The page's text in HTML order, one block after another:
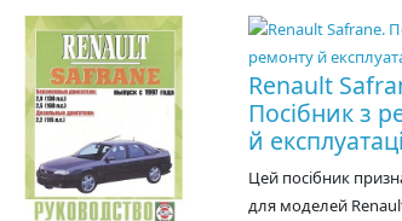
Renault
Посібник з
й
Цей посібник
для моделей